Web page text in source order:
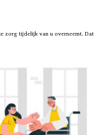
zorg tijdelijk van u overneemt. Dat